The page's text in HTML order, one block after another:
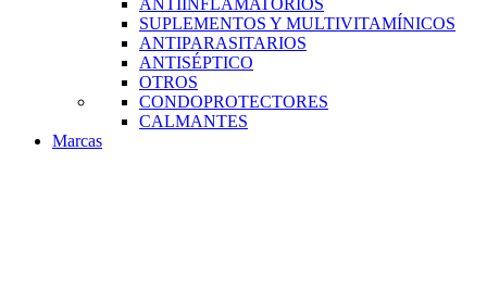
SUPLEMENTOS Y MULTIVITAMÍNICOS
ANTIPARASITARIOS
ANTISÉPTICO
OTROS
CONDOPROTECTORES
CALMANTES
Marcas